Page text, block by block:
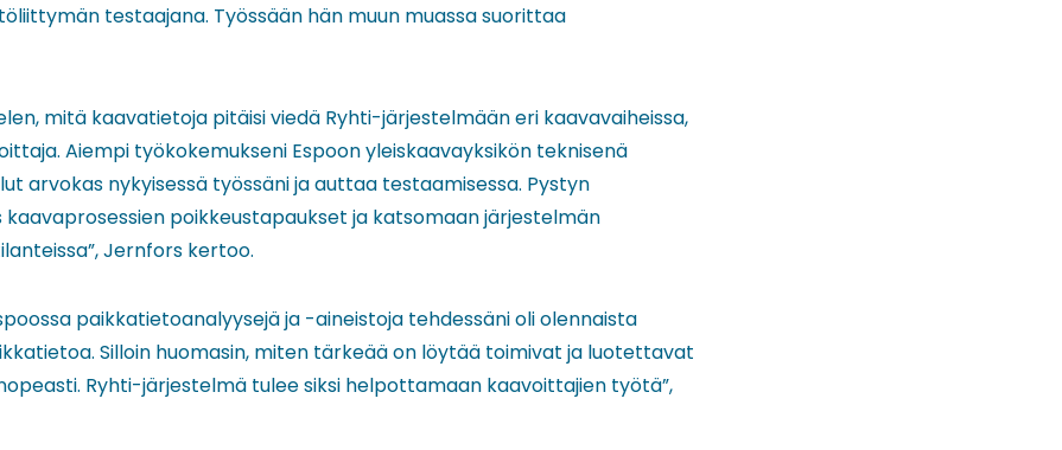
testaajana. Työssään hän muun muassa suorittaa
mitä kaavatietoja pitäisi viedä Ryhti-järjestelmään eri kaavavaiheissa,
Aiempi työkokemukseni Espoon yleiskaavayksikön teknisenä
arvokas nykyisessä työssäni ja auttaa testaamisessa. Pystyn
kaavaprosessien poikkeustapaukset ja katsomaan järjestelmän
Jernfors kertoo.
paikkatietoanalyysejä ja -aineistoja tehdessäni oli olennaista
Silloin huomasin, miten tärkeää on löytää toimivat ja luotettavat
Ryhti-järjestelmä tulee siksi helpottamaan kaavoittajien työtä”,